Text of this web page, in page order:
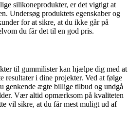
silikoneprodukter, er det vigtigt at
Undersøg produktets egenskaber og
for at sikre, at du ikke går på
du får det til en god pris.
til gummilister kan hjælpe dig med at
resultater i dine projekter. Ved at følge
genkende ægte billige tilbud og undgå
Vær altid opmærksom på kvaliteten
vil sikre, at du får mest muligt ud af